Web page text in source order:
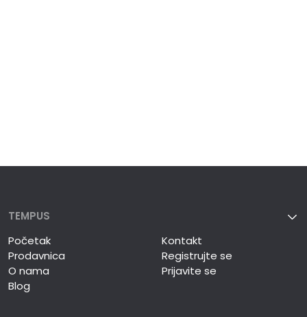
TEMPUS
Početak
Prodavnica
O nama
Blog
Kontakt
Registrujte se
Prijavite se